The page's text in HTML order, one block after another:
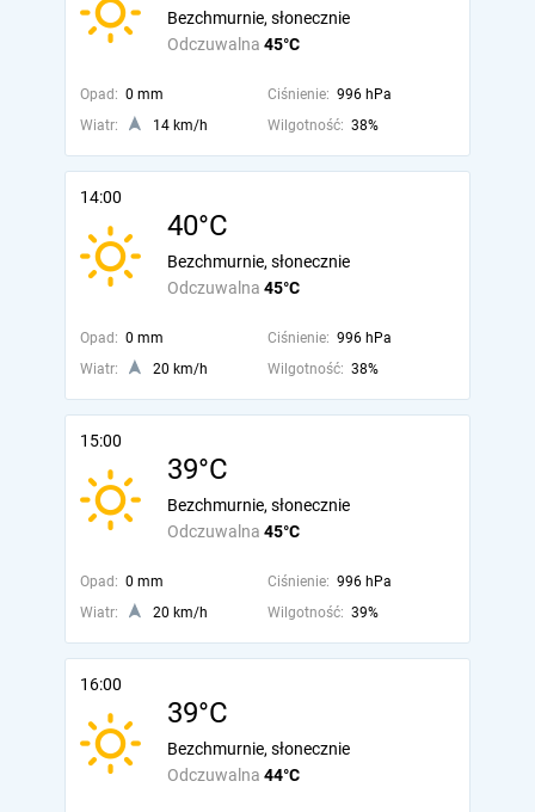
Odczuwalna 45°C
Bezchmurnie, słonecznie
Opad: 0 mm Ciśnienie: 996 hPa
Wiatr:
14 km/h Wilgotność: 38%
14:00
40°C
Odczuwalna 45°C
Bezchmurnie, słonecznie
Opad: 0 mm Ciśnienie: 996 hPa
Wiatr:
20 km/h Wilgotność: 38%
15:00
39°C
Odczuwalna 45°C
Bezchmurnie, słonecznie
Opad: 0 mm Ciśnienie: 996 hPa
Wiatr:
20 km/h Wilgotność: 39%
16:00
39°C
Odczuwalna 44°C
Bezchmurnie, słonecznie